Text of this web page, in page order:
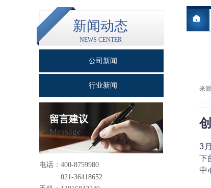
新闻动态
NEWS CENTER
来
3
下
中
公司新闻
行业新闻
留言建议
Message
电话： 400-8759980
021-36418652